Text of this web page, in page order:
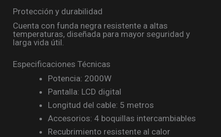
Protección y durabilidad
Cuenta con funda negra resistente a altas
temperaturas, diseñada para mayor seguridad y
larga vida útil.
Especificaciones Técnicas
Potencia: 2000W
Pantalla: LCD digital
Longitud del cable: 5 metros
Accesorios: 4 boquillas intercambiables
Recubrimiento resistente al calor